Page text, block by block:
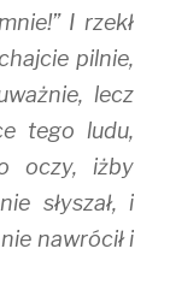
I rzekł
pilnie,
lecz
tego ludu,
oczy, iżby
słyszał, i
nawrócił i